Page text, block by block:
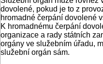
dovolené, pokud je to z
hromadné čerpání dovolené
K hromadnému čerpání
organizace a rady státních
orgány ve služebním úřadu,
služební orgán sám.